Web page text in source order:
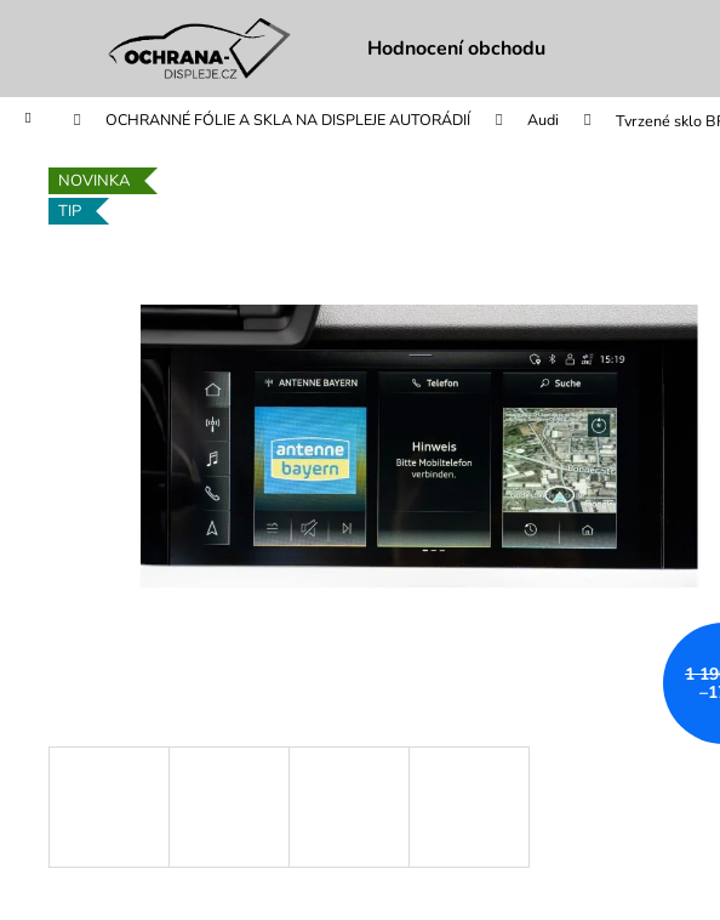
Hodnocení obchodu
Domů OCHRANNÉ FÓLIE A SKLA NA DISPLEJE AUTORÁDIÍ Audi Tvrzené sklo
NOVINKA
TIP
1
í
Zpět
do
obchodu
Zpět
do
obchodu
Co
TVRZENÉ SKLO PRO INFOTAINMENT
SYSTEM ŠKODA BOLERO KODIAQ
TVRZENÉ SKLO
PRO
COLUMBUS
1 190 Kč